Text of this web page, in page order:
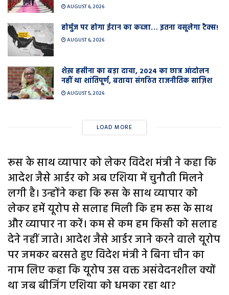
AUGUST 6, 2026
होर्मुज पर होगा ईरान का कब्जा… इतना वसूलेगा टैक्स!
AUGUST 6, 2026
शेख़ हसीना का बड़ा दावा, 2024 का छात्र आंदोलन
नहीं था शांतिपूर्ण, बताया संगठित राजनीतिक साज़िश
AUGUST 5, 2026
LOAD MORE
रूस के साथ व्यापार को लेकर विदेश मंत्री ने कहा कि
आदेश जैसे आर्डर को अब एशिया में चुनौती मिलने
लगी है। उन्होंने कहा कि रूस के साथ व्यापार को
लेकर हमें यूरोप से सलाह मिली कि हम रूस के साथ
और व्यापार ना करें। कम से कम हम किसी को सलाह
देने नहीं जाते। आदेश जैसे आर्डर जाने करने वाले यूरोप
पर जमकर बरसते हुए विदेश मंत्री ने बिना चीन का
नाम लिए कहा कि यूरोप उस वक्त असंवेदनशील क्यों
था जब बीजिंग एशिया को धमका रहा था?